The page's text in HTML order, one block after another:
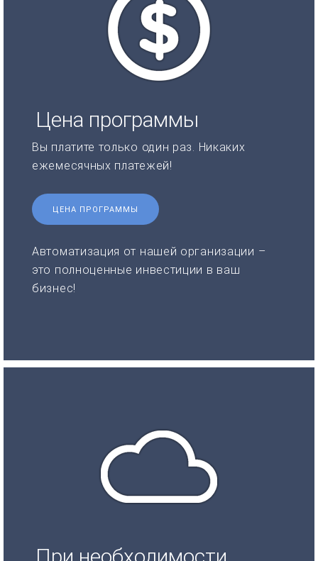
Цена программы
Вы платите только один раз. Никаких
ежемесячных платежей!
ЦЕНА ПРОГРАММЫ
Автоматизация от нашей организации –
это полноценные инвестиции в ваш
бизнес!